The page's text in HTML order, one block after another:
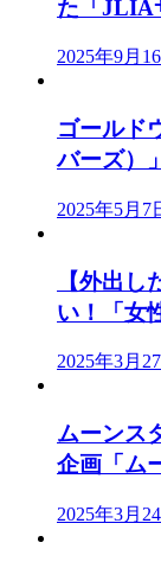
た「JLIA
2025年9月
ゴールド
バーズ）
2025年5月7
【外出
い！「女
2025年3月
ムーンス
企画「ム
2025年3月